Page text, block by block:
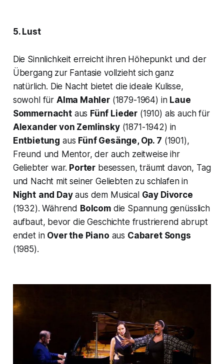
5. Lust
Die Sinnlichkeit erreicht ihren Höhepunkt und der
Übergang zur Fantasie vollzieht sich ganz
natürlich. Die Nacht bietet die ideale Kulisse,
sowohl für Alma Mahler(1879-1964) in Laue
Sommernachtaus Fünf Lieder (1910) als auch für
Alexander von Zemlinsky(1871-1942) in
Entbietung aus Fünf Gesänge, Op. 7 (1901),
Freund und Mentor, der auch zeitweise ihr
Geliebter war. Porter besessen, träumt davon, Tag
und Nacht mit seiner Geliebten zu schlafen in
Night and Dayaus dem Musical Gay Divorce
(1932). Während Bolcomdie Spannung genüsslich
aufbaut, bevor die Geschichte frustrierend abrupt
endet in Over the Piano aus Cabaret Songs
(1985).